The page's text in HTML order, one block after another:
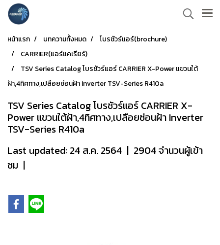
หน้าแรก บทความทั้งหมด
โบรชัวร์แอร์(brochure)
CARRIER(แอร์แคเรียร์)
TSV Series Catalog โบรชัวร์แอร์ CARRIER X-Power แขวนใต้
ฝ้า,4ทิศทาง,เปลือยซ่อนฝ้า Inverter TSV-Series R410a
TSV Series Catalog โบรชัวร์แอร์ CARRIER X-
Power แขวนใต้ฝ้า,4ทิศทาง,เปลือยซ่อนฝ้า Inverter
TSV-Series R410a
Last updated: 24 ส.ค. 2564 | 2904 จำนวนผู้เข้า
ชม |